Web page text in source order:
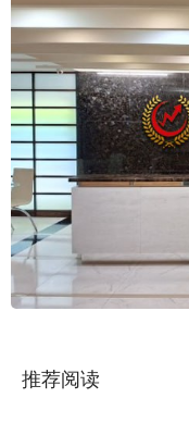
推荐阅读